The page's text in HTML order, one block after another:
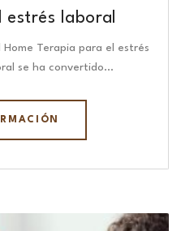
estrés laboral
Terapia para el estrés
se ha convertido…